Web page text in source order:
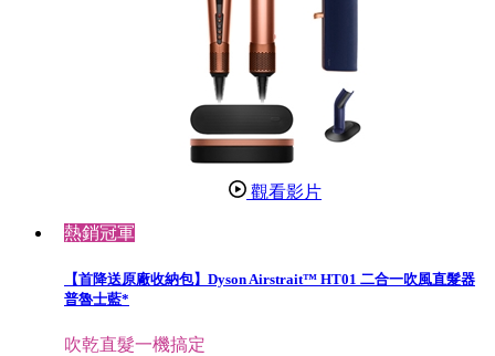
觀看影片
熱銷冠軍
【首降送原廠收納包】Dyson Airstrait™ HT01 二合一吹風直髮器
普魯士藍*
吹乾直髮一機搞定